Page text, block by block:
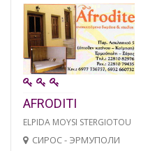
AFRODITI
ELPIDA MOYSI STERGIOTOU
СИРОС - ЭРМУПОЛИ